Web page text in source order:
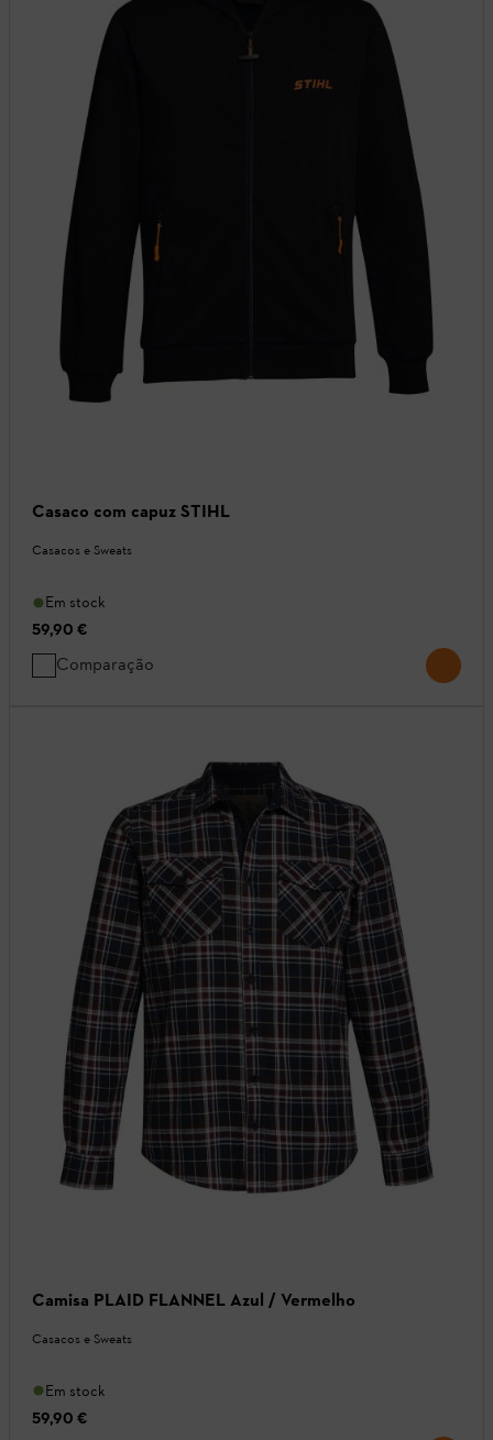
Casaco com capuz STIHL
Casacos e Sweats
Em stock
59,90 €
Comparação
Camisa PLAID FLANNEL Azul / Vermelho
Casacos e Sweats
Em stock
59,90 €